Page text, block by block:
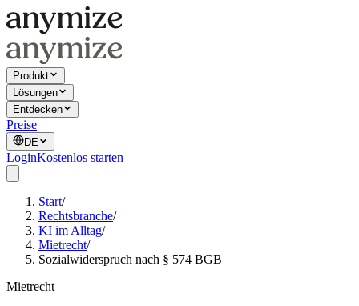
Produkt
Lösungen
Entdecken
Preise
DE
LoginKostenlos starten
Start/
Rechtsbranche/
KI im Alltag/
Mietrecht/
Sozialwiderspruch nach § 574 BGB
Mietrecht